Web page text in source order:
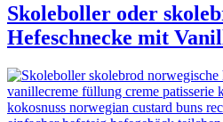
Skoleboller oder
Hefeschnecke mit